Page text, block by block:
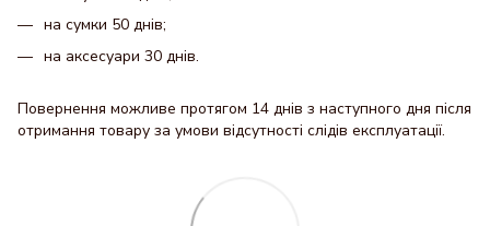
на сумки 50 днів;
на аксесуари 30 днів.
Повернення можливе протягом 14 днів з наступного дня після
отримання товару за умови відсутності слідів експлуатації.